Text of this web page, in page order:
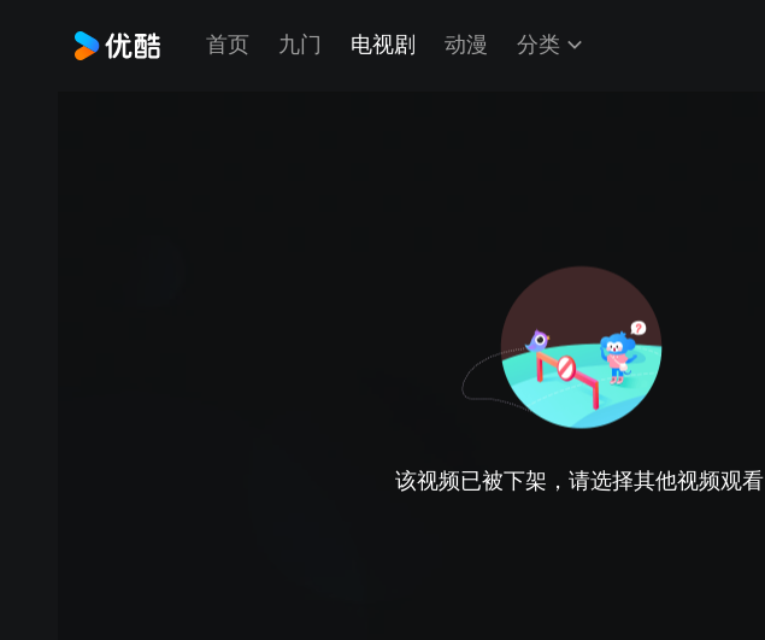
首页 九门 电视剧 动漫 分类
该视频已被下架，请选择其他视频观看